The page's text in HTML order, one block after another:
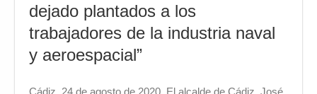
dejado plantados a los
trabajadores de la industria naval
y aeroespacial”
Cádiz, 24 de agosto de 2020. El alcalde de Cádiz, José